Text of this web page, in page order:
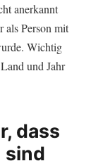
anerkannt
als Person mit
Wichtig
und Jahr
dass
sind